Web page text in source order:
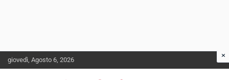
Skip
to
giovedì, Agosto 6, 2026